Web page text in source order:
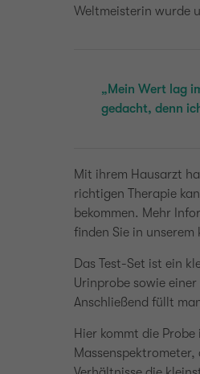
Weltmeisterin wurde
„Mein Wert lag
gedacht, denn
Mit ihrem Hausarzt
richtigen Therapie
bekommen. Mehr
finden Sie in unserem
Das Test-Set ist ein
Urinprobe sowie
Anschließend füllt
Hier kommt die